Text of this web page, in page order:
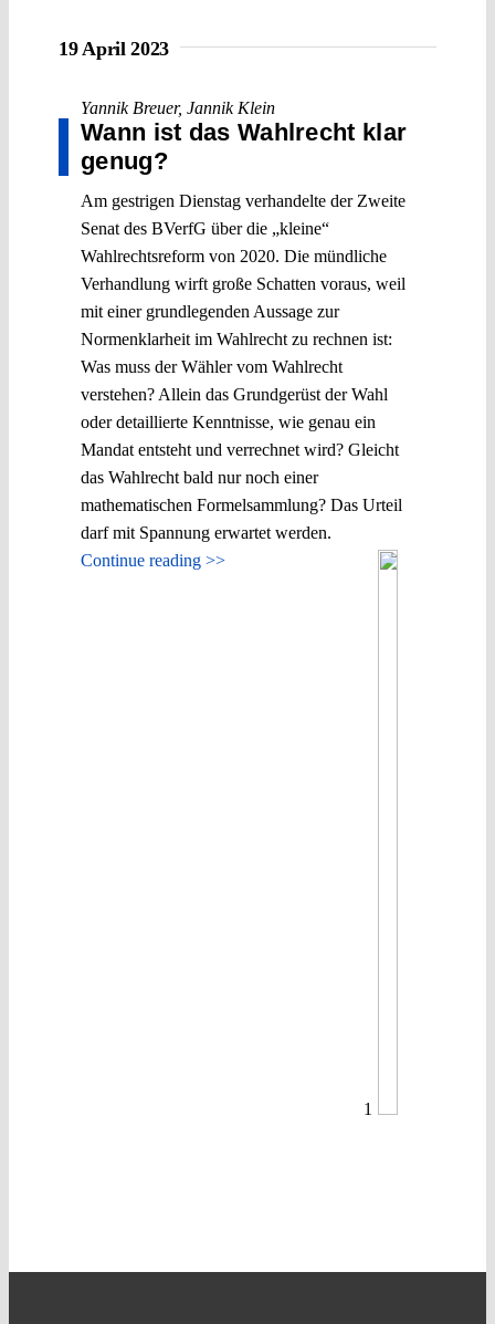
19 April 2023
Yannik Breuer, Jannik Klein
Wann ist das Wahlrecht klar
genug?
Am gestrigen Dienstag verhandelte der Zweite
Senat des BVerfG über die „kleine“
Wahlrechtsreform von 2020. Die mündliche
Verhandlung wirft große Schatten voraus, weil
mit einer grundlegenden Aussage zur
Normenklarheit im Wahlrecht zu rechnen ist:
Was muss der Wähler vom Wahlrecht
verstehen? Allein das Grundgerüst der Wahl
oder detaillierte Kenntnisse, wie genau ein
Mandat entsteht und verrechnet wird? Gleicht
das Wahlrecht bald nur noch einer
mathematischen Formelsammlung? Das Urteil
darf mit Spannung erwartet werden.
Continue reading >>
1